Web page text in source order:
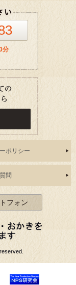
分
ポリシー
問
フォン